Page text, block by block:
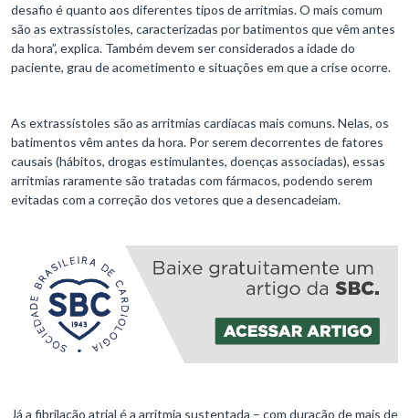
desafio é quanto aos diferentes tipos de arritmias. O mais comum
são as extrassístoles, caracterizadas por batimentos que vêm antes
da hora”, explica. Também devem ser considerados a idade do
paciente, grau de acometimento e situações em que a crise ocorre.
As extrassístoles são as arritmias cardíacas mais comuns. Nelas, os
batimentos vêm antes da hora. Por serem decorrentes de fatores
causais (hábitos, drogas estimulantes, doenças associadas), essas
arritmias raramente são tratadas com fármacos, podendo serem
evitadas com a correção dos vetores que a desencadeiam.
Já a fibrilação atrial é a arritmia sustentada – com duração de mais de